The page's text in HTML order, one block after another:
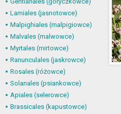
Lamiales (jasnotowce)
Malpighiales (malpigiowce)
Malvales (malwowce)
Myrtales (mirtowce)
Ranunculales (jaskrowce)
Rosales (różowce)
Solanales (psiankowce)
Apiales (selerowce)
Brassicales (kapustowce)